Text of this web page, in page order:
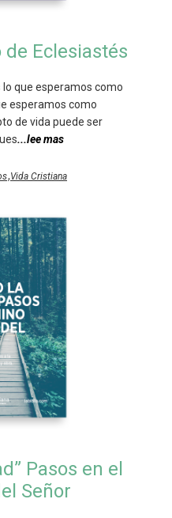
Eclesiastés
lo que esperamos como
esperamos como
de vida puede ser
...lee mas
,Vida Cristiana
Pasos en el
Señor